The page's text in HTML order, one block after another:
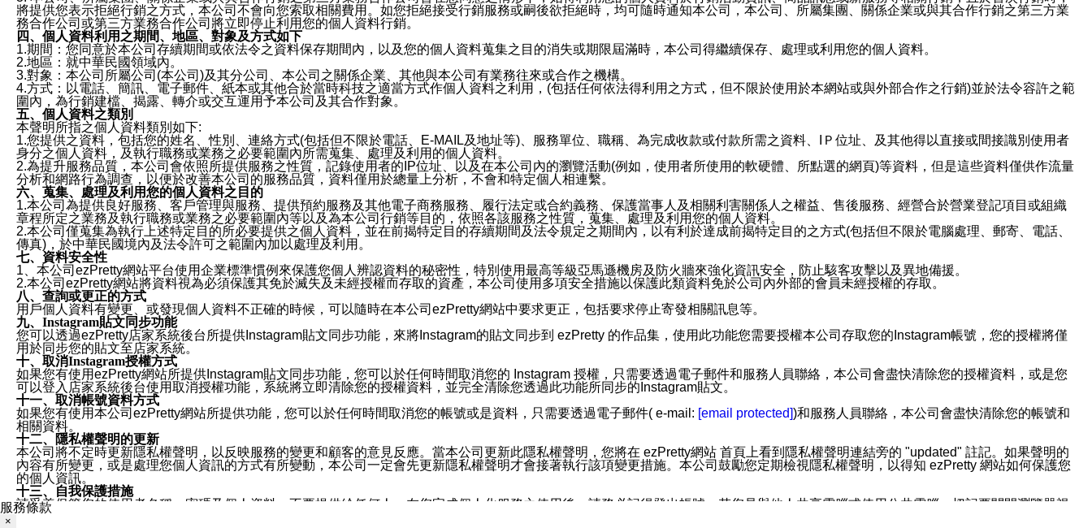
將提供您表示拒絕行銷之方式，本公司不會向您索取相關費用。如您拒絕接受行銷服務或嗣後欲拒絕時，均可隨時通知本公司，本公司、所屬集團、關係企業或與其合作行銷之第三方業
務合作公司或第三方業務合作公司將立即停止利用您的個人資料行銷。
四、個人資料利用之期間、地區、對象及方式如下
1.期間：您同意於本公司存續期間或依法令之資料保存期間內，以及您的個人資料蒐集之目的消失或期限屆滿時，本公司得繼續保存、處理或利用您的個人資料。
2.地區：就中華民國領域內。
3.對象：本公司所屬公司(本公司)及其分公司、本公司之關係企業、其他與本公司有業務往來或合作之機構。
4.方式：以電話、簡訊、電子郵件、紙本或其他合於當時科技之適當方式作個人資料之利用，(包括任何依法得利用之方式，但不限於使用於本網站或與外部合作之行銷)並於法令容許之範
圍內，為行銷建檔、揭露、轉介或交互運用予本公司及其合作對象。
五、個人資料之類別
本聲明所指之個人資料類別如下:
1.您提供之資料，包括您的姓名、性別、連絡方式(包括但不限於電話、E-MAIL及地址等)、服務單位、職稱、為完成收款或付款所需之資料、IＰ位址、及其他得以直接或間接識別使用者
身分之個人資料，及執行職務或業務之必要範圍內所需蒐集、處理及利用的個人資料。
2.為提升服務品質，本公司會依照所提供服務之性質，記錄使用者的IP位址、以及在本公司內的瀏覽活動(例如，使用者所使用的軟硬體、所點選的網頁)等資料，但是這些資料僅供作流量
分析和網路行為調查，以便於改善本公司的服務品質，資料僅用於總量上分析，不會和特定個人相連繫。
六、蒐集、處理及利用您的個人資料之目的
1.本公司為提供良好服務、客戶管理與服務、提供預約服務及其他電子商務服務、履行法定或合約義務、保護當事人及相關利害關係人之權益、售後服務、經營合於營業登記項目或組織
章程所定之業務及執行職務或業務之必要範圍內等以及為本公司行銷等目的，依照各該服務之性質，蒐集、處理及利用您的個人資料。
2.本公司僅蒐集為執行上述特定目的所必要提供之個人資料，並在前揭特定目的存續期間及法令規定之期間內，以有利於達成前揭特定目的之方式(包括但不限於電腦處理、郵寄、電話、
傳真)，於中華民國境內及法令許可之範圍內加以處理及利用。
七、資料安全性
1、本公司ezPretty網站平台使用企業標準慣例來保護您個人辨認資料的秘密性，特別使用最高等級亞馬遜機房及防火牆來強化資訊安全，防止駭客攻擊以及異地備援。
2.本公司ezPretty網站將資料視為必須保護其免於滅失及未經授權而存取的資產，本公司使用多項安全措施以保護此類資料免於公司內外部的會員未經授權的存取。
八、查詢或更正的方式
用戶個人資料有變更、或發現個人資料不正確的時候，可以隨時在本公司ezPretty網站中要求更正，包括要求停止寄發相關訊息等。
九、Instagram貼文同步功能
您可以透過ezPretty店家系統後台所提供Instagram貼文同步功能，來將Instagram的貼文同步到 ezPretty 的作品集，使用此功能您需要授權本公司存取您的Instagram帳號，您的授權將僅
用於同步您的貼文至店家系統。
十、取消Instagram授權方式
如果您有使用ezPretty網站所提供Instagram貼文同步功能，您可以於任何時間取消您的 Instagram 授權，只需要透過電子郵件和服務人員聯絡，本公司會盡快清除您的授權資料，或是您
可以登入店家系統後台使用取消授權功能，系統將立即清除您的授權資料，並完全清除您透過此功能所同步的Instagram貼文。
十一、取消帳號資料方式
如果您有使用本公司ezPretty網站所提供功能，您可以於任何時間取消您的帳號或是資料，只需要透過電子郵件( e-mail: [email protected])和服務人員聯絡，本公司會盡快清除您的帳號和
相關資料。
十二、隱私權聲明的更新
本公司將不定時更新隱私權聲明，以反映服務的變更和顧客的意見反應。當本公司更新此隱私權聲明，您將在 ezPretty網站 首頁上看到隱私權聲明連結旁的 "updated" 註記。如果聲明的
內容有所變更，或是處理您個人資訊的方式有所變動，本公司一定會先更新隱私權聲明才會接著執行該項變更措施。本公司鼓勵您定期檢視隱私權聲明，以得知 ezPretty 網站如何保護您
的個人資訊。
十三、自我保護措施
請妥善保管您的使用者名稱、密碼及個人資料，不要提供給任何人。在您完成個人化服務之使用後，請務必記得登出帳號。若您是與他人共享電腦或使用公共電腦，切記要關閉瀏覽器視
窗，以防止他人讀取您的個人資料、信件或進入所機關管理區。
服務條款
×